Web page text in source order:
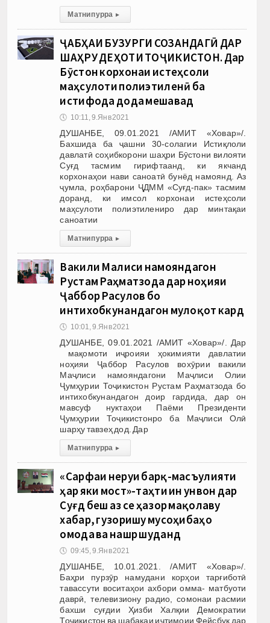
Матни пурра ▸
ҶАБҲАИ БУЗУРГИ СОЗАНДАГӢ ДАР
ШАҲРУ ДЕҲОТИ ТОҶИКИСТОН. Дар
Бӯстон корхонаи истеҳсоли
маҳсулоти полиэтиленӣ ба
истифода дода мешавад
🕔 10:11, 9.Янв 2021
ДУШАНБЕ, 09.01.2021 /АМИТ «Ховар»/.
Бахшида ба ҷашни 30-солагии Истиқлоли
давлатӣ соҳибкорони шаҳри Бӯстони вилояти
Суғд тасмим гирифтаанд, ки якчанд
корхонаҳои нави саноатӣ бунёд намоянд. Аз
ҷумла, роҳбарони ҶДММ «Суғд-пак» тасмим
доранд, ки имсол корхонаи истеҳсоли
маҳсулоти полиэтилениро дар минтақаи
саноатии
Матни пурра ▸
Вакили Маҷлиси намояндагон
Рустам Раҳматзода дар ноҳияи
Ҷаббор Расулов бо
интихобкунандагон мулоқот кард
🕔 10:01, 9.Янв 2021
ДУШАНБЕ, 09.01.2021 /АМИТ «Ховар»/. Дар
мақомоти иҷроияи ҳокимияти давлатии
ноҳияи Ҷаббор Расулов вохӯрии вакили
Маҷлиси намояндагони Маҷлиси Олии
Ҷумҳурии Тоҷикистон Рустам Раҳматзода бо
интихобкунандагон доир гардида, дар он
мавсуф нуктаҳои Паёми Президенти
Ҷумҳурии Тоҷикистонро ба Маҷлиси Олӣ
шарҳу тавзеҳ дод. Дар
Матни пурра ▸
«Сарфаи неруи барқ-масъулияти
ҳар яки мост»-таҳти ин унвон дар
Суғд беш аз се ҳазор мақолаву
хабар, гузоришу мусоҳибаҳо
омода ва нашр шуданд
🕔 09:45, 9.Янв 2021
ДУШАНБЕ, 10.01.2021. /АМИТ «Ховар»/.
Баҳри пурзӯр намудани корҳои тарғиботӣ
тавассути воситаҳои ахбори омма- матбуоти
даврӣ, телевизиону радио, сомонаи расмии
бахши суғдии Ҳизби Халқии Демократии
Тоҷикистон ва шабакаи иҷтимоии Фейсбук дар